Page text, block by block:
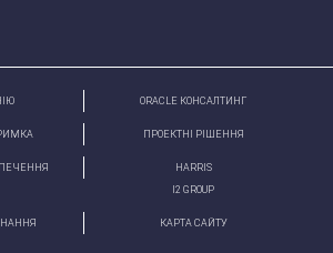
ORACLE КОНСАЛТИНГ
ПРОЕКТНІ РІШЕННЯ
HARRIS
І2 GROUP
КАРТА САЙТУ